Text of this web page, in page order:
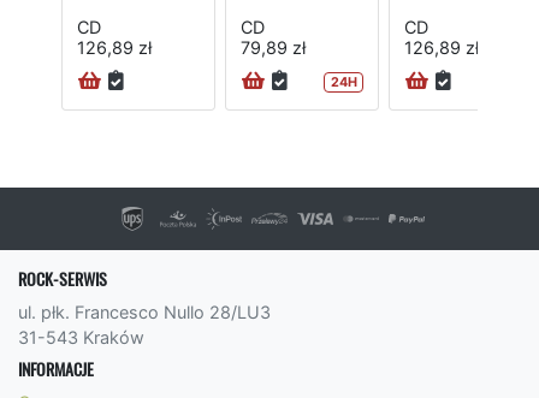
CD
126,89 zł
CD
79,89 zł
24H
CD
126,89 zł
ROCK-SERWIS
ul. płk. Francesco Nullo 28/LU3
31-543 Kraków
INFORMACJE